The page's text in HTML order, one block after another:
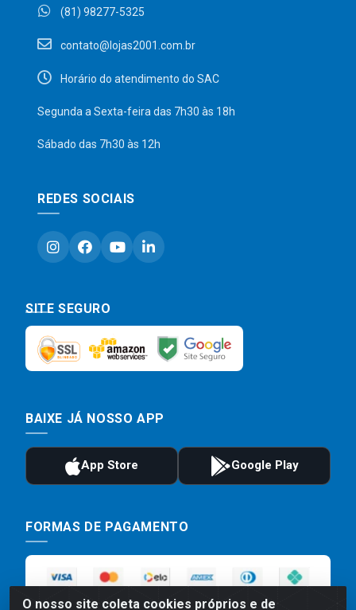
O nosso site coleta cookies próprios e de
(81) 98277-5325
contato@lojas2001.com.br
Horário do atendimento do SAC
Segunda a Sexta-feira das 7h30 às 18h
Sábado das 7h30 às 12h
REDES SOCIAIS
SITE SEGURO
BAIXE JÁ NOSSO APP
FORMAS DE PAGAMENTO